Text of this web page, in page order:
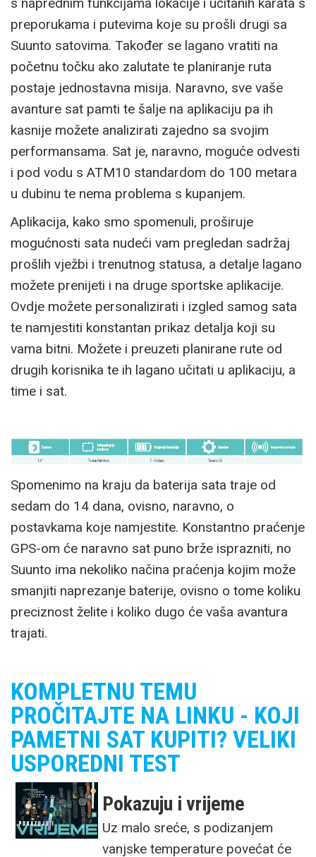
s naprednim funkcijama lokacije i učitanih karata s
preporukama i putevima koje su prošli drugi sa
Suunto satovima. Također se lagano vratiti na
početnu točku ako zalutate te planiranje ruta
postaje jednostavna misija. Naravno, sve vaše
avanture sat pamti te šalje na aplikaciju pa ih
kasnije možete analizirati zajedno sa svojim
performansama. Sat je, naravno, moguće odvesti
i pod vodu s ATM10 standardom do 100 metara
u dubinu te nema problema s kupanjem.
Aplikacija, kako smo spomenuli, proširuje
mogućnosti sata nudeći vam pregledan sadržaj
prošlih vježbi i trenutnog statusa, a detalje lagano
možete prenijeti i na druge sportske aplikacije.
Ovdje možete personalizirati i izgled samog sata
te namjestiti konstantan prikaz detalja koji su
vama bitni. Možete i preuzeti planirane rute od
drugih korisnika te ih lagano učitati u aplikaciju, a
time i sat.
Spomenimo na kraju da baterija sata traje od
sedam do 14 dana, ovisno, naravno, o
postavkama koje namjestite. Konstantno praćenje
GPS-om će naravno sat puno brže isprazniti, no
Suunto ima nekoliko načina praćenja kojim može
smanjiti naprezanje baterije, ovisno o tome koliku
preciznost želite i koliko dugo će vaša avantura
trajati.
KOMPLETNU TEMU
PROČITAJTE NA LINKU - KOJI
PAMETNI SAT KUPITI? VELIKI
USPOREDNI TEST
Pokazuju i vrijeme
Uz malo sreće, s podizanjem
vanjske temperature povećat će